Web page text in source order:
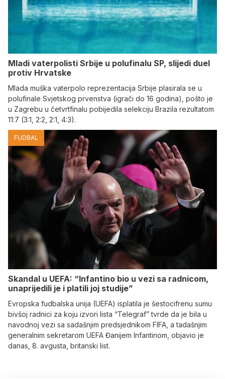
Mladi vaterpolisti Srbije u polufinalu SP, slijedi duel
protiv Hrvatske
Mlada muška vaterpolo reprezentacija Srbije plasirala se u
polufinale Svjetskog prvenstva (igrači do 16 godina), pošto je
u Zagrebu u četvrtfinalu pobijedila selekciju Brazila rezultatom
11:7 (3:1, 2:2, 2:1, 4:3).
FUDBAL
Skandal u UEFA: “Infantino bio u vezi sa radnicom,
unaprijedili je i platili joj studije”
Evropska fudbalska unija (UEFA) isplatila je šestocifrenu sumu
bivšoj radnici za koju izvori lista “Telegraf” tvrde da je bila u
navodnoj vezi sa sadašnjim predsjednikom FIFA, a tadašnjim
generalnim sekretarom UEFA Đanijem Infantinom, objavio je
danas, 8. avgusta, britanski list.